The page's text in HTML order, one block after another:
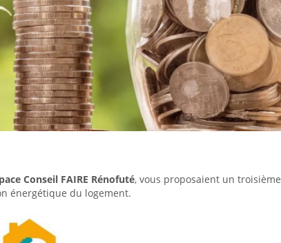
Conseil FAIRE Rénofuté, vous proposaient un troisième
énergétique du logement.